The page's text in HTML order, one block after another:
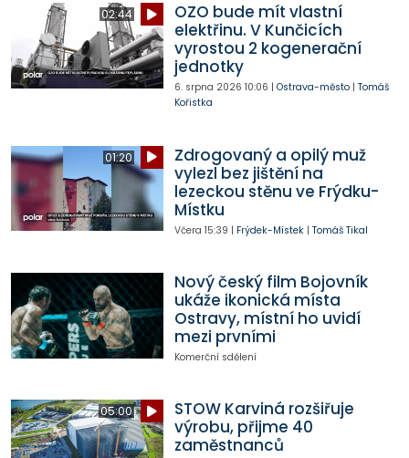
02:44
OZO bude mít vlastní
elektřinu. V Kunčicích
vyrostou 2 kogenerační
jednotky
6. srpna 2026 10:06 | Ostrava-město| Tomáš
Kořistka
01:20
Zdrogovaný a opilý muž
vylezl bez jištění na
lezeckou stěnu ve Frýdku-
Místku
Včera 15:39 | Frýdek-Místek| Tomáš Tikal
Nový český film Bojovník
ukáže ikonická místa
Ostravy, místní ho uvidí
mezi prvními
Komerční sdělení
05:00
STOW Karviná rozšiřuje
výrobu, přijme 40
zaměstnanců